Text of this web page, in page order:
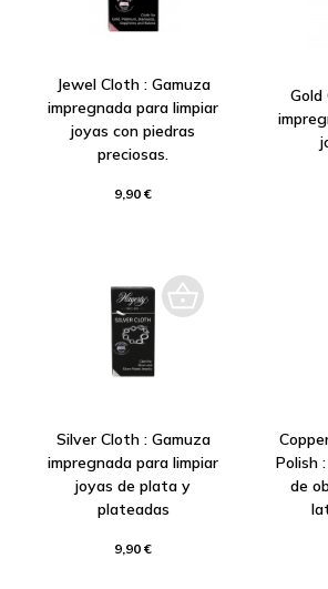
Jewel Cloth : Gamuza
impregnada para limpiar
joyas con piedras
preciosas.
9,90 €
Gold
Silver Cloth : Gamuza
impregnada para limpiar
joyas de plata y
plateadas
9,90 €
Polish
de